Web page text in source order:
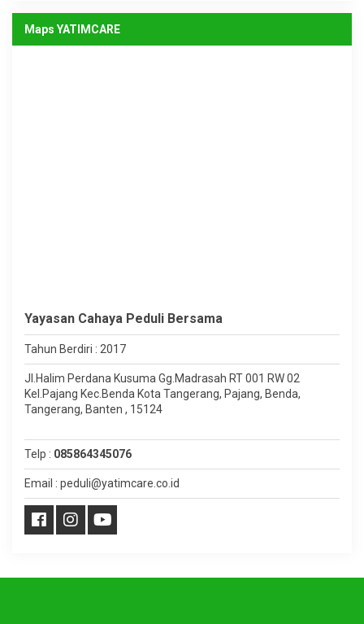
Maps YATIMCARE
Yayasan Cahaya Peduli Bersama
Tahun Berdiri : 2017
Jl.Halim Perdana Kusuma Gg.Madrasah RT 001 RW 02
Kel.Pajang Kec.Benda Kota Tangerang, Pajang, Benda,
Tangerang, Banten , 15124
Telp : 085864345076
Email : peduli@yatimcare.co.id